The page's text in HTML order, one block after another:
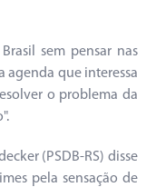
sem pensar nas
agenda que interessa
o problema da
(PSDB-RS) disse
pela sensação de